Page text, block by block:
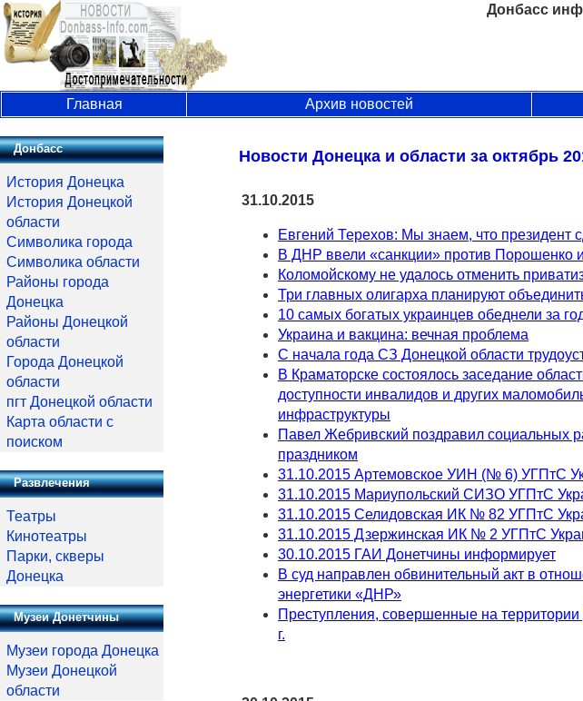
Донбасс
Главная Архив новостей
Новости Донецка и области за октябрь
31.10.2015
Евгений Терехов: Мы знаем, что президент
В ДНР ввели «санкции» против Порошенко
Коломойскому не удалось отменить
Три главных олигарха планируют
10 самых богатых украинцев обеднели за
Украина и вакцина: вечная проблема
С начала года СЗ Донецкой области
В Краматорске состоялось заседание
доступности инвалидов и других
инфраструктуры
Павел Жебривский поздравил социальных
праздником
31.10.2015 Артемовское УИН (№ 6) УГПтС
31.10.2015 Мариупольский СИЗО УГПтС
31.10.2015 Селидовская ИК № 82 УГПтС
31.10.2015 Дзержинская ИК № 2 УГПтС
30.10.2015 ГАИ Донетчины информирует
В суд направлен обвинительный акт в
энергетики «ДНР»
Преступления, совершенные на
г.
Донбасс
История Донецка
История Донецкой
области
Символика города
Символика области
Районы города
Донецка
Районы Донецкой
области
Города Донецкой
области
пгт Донецкой области
Карта области с
поиском
Развлечения
Театры
Кинотеатры
Парки, скверы
Донецка
Музеи Донетчины
Музеи города Донецка
Музеи Донецкой
области